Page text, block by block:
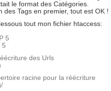
le format des Catégories.
des Tags en premier, tout est OK !
tout mon fichier htaccess:
5
5
des Urls
racine pour la réécriture